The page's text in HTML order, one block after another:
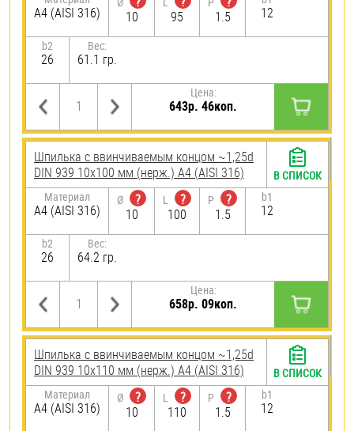
A4 (AISI 316)
10
95
1.5
12
b2
26
Вес:
61.1 гр.
Цена:
643р. 46коп.
Шпилька c ввинчиваемым концом ~1,25d
DIN 939 10х100 мм (нерж.) A4 (AISI 316)
Материал
A4 (AISI 316)
Ø
?
10
L
?
100
P
?
1.5
b1
12
b2
26
Вес:
64.2 гр.
Цена:
658р. 09коп.
В СПИСОК
Шпилька c ввинчиваемым концом ~1,25d
DIN 939 10х110 мм (нерж.) A4 (AISI 316)
Материал
A4 (AISI 316)
Ø
?
10
L
?
110
P
?
1.5
b1
12
В СПИСОК